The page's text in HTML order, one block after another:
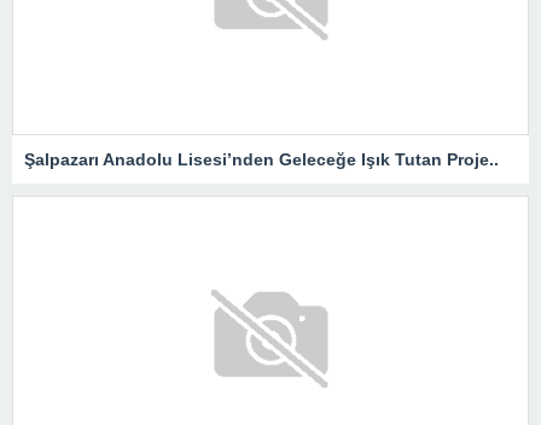
Şalpazarı Anadolu Lisesi’nden Geleceğe Işık Tutan Proje..